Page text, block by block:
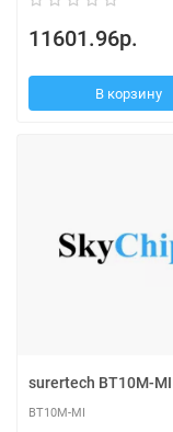
11601.96р.
В корзину
surertech BT10M-MI
BT10M-MI